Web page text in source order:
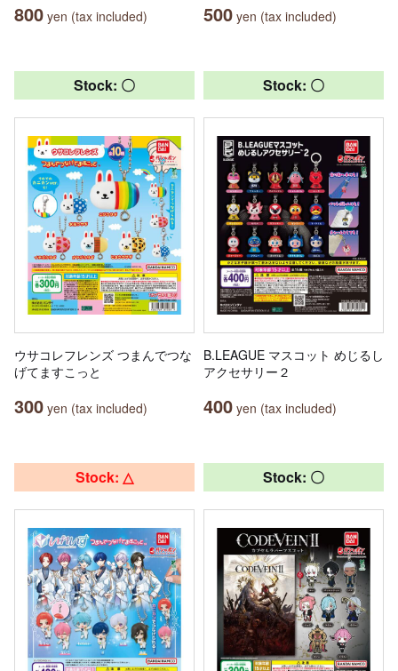
800 yen (tax included) 500 yen (tax included)
Stock: 〇
ウサコレフレンズ つまんでつな
げてますこっと
300 yen (tax included)
Stock: 〇
B.LEAGUE マスコット めじるし
アクセサリー２
400 yen (tax included)
Stock: △ Stock: 〇